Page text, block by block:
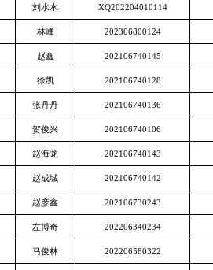
刘水水 XQ202204010114
林峰 202306800124
赵鑫 202106740145
徐凯 202106740128
张丹丹 202106740136
贺俊兴 202106740106
赵海龙 202106740143
赵成城 202106740142
赵彦鑫 202106730243
左博奇 202206340234
马俊林 202206580322